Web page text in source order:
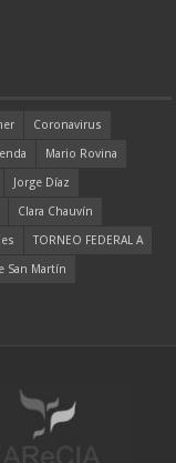
Coronavirus
Mario Rovina
Jorge Díaz
Clara Chauvín
TORNEO FEDERAL A
San Martín